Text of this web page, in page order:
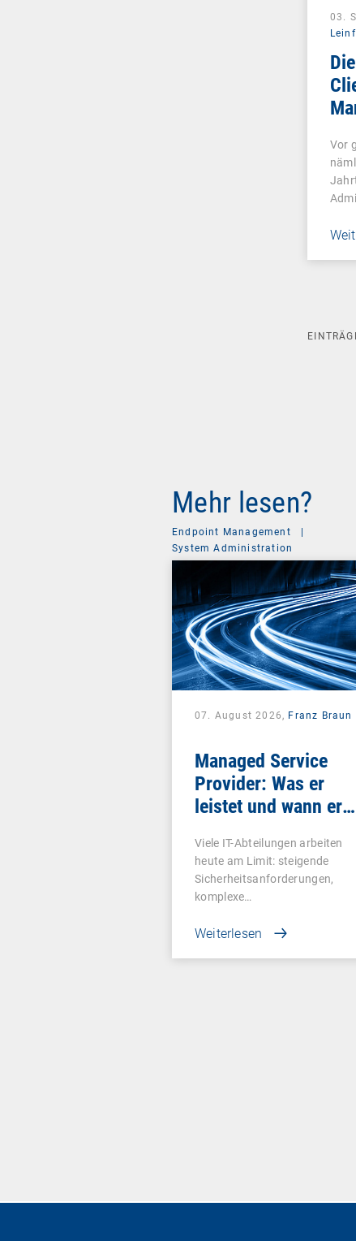
03.
Vor
Mehr lesen?
Endpoint Management
|
System Administration
07. August 2026, Franz Braun
Managed Service
Provider: Was er
leistet und wann er
Viele IT-Abteilungen arbeiten
heute am Limit: steigende
Sicherheitsanforderungen,
komplexe…
Weiterlesen